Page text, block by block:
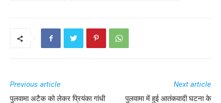
Previous article
पुलवामा अटैक को लेकर प्रियंका गांधी
Next article
पुलवामा में हुई आतंकवादी घटना के